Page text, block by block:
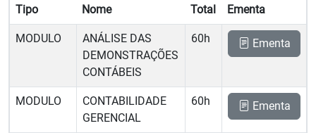
Tipo Nome
Total
Ementa
MODULO
ANÁLISE DAS
DEMONSTRAÇÕES
CONTÁBEIS
60h Ementa
MODULO
CONTABILIDADE
GERENCIAL
60h Ementa